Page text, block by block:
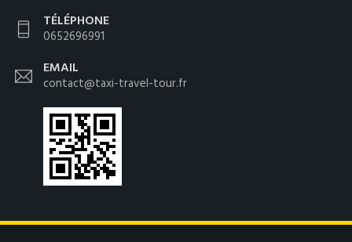
TÉLÉPHONE
0652696991
EMAIL
contact@taxi-travel-tour.fr